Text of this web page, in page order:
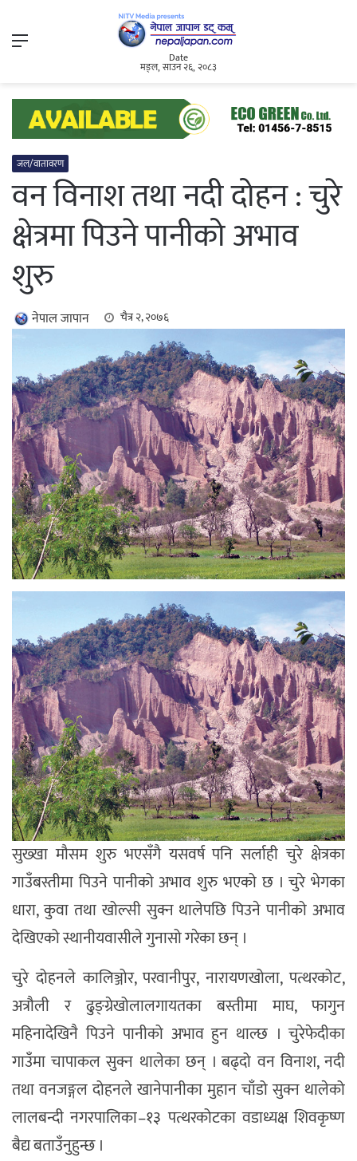
Menu
Date
मङ्ल, साउन २६, २०८३
जल/वातावरण
वन विनाश तथा नदी दोहन : चुरे
क्षेत्रमा पिउने पानीको अभाव
शुरु
नेपाल जापान चैत्र २, २०७६
सुख्खा मौसम शुरु भएसँगै यसवर्ष पनि सर्लाही चुरे क्षेत्रका
गाउँबस्तीमा पिउने पानीको अभाव शुरु भएको छ । चुरे भेगका
धारा, कुवा तथा खोल्सी सुक्न थालेपछि पिउने पानीको अभाव
देखिएको स्थानीयवासीले गुनासो गरेका छन् ।
चुरे दोहनले कालिञ्जोर, परवानीपुर, नारायणखोला, पत्थरकोट,
अत्रौली र ढुङ्ग्रेखोलालगायतका बस्तीमा माघ, फागुन
महिनादेखिनै पिउने पानीको अभाव हुन थाल्छ । चुरेफेदीका
गाउँमा चापाकल सुक्न थालेका छन् । बढ्दो वन विनाश, नदी
तथा वनजङ्गल दोहनले खानेपानीका मुहान चाँडो सुक्न थालेको
लालबन्दी नगरपालिका–१३ पत्थरकोटका वडाध्यक्ष शिवकृष्ण
बैद्य बताउँनुहुन्छ ।